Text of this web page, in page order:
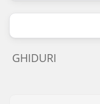
GHIDURI